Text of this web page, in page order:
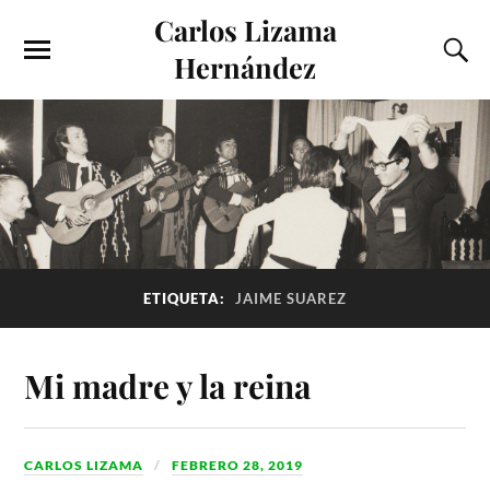
Carlos Lizama
Hernández
ETIQUETA: JAIME SUAREZ
Mi madre y la reina
CARLOS LIZAMA FEBRERO 28, 2019